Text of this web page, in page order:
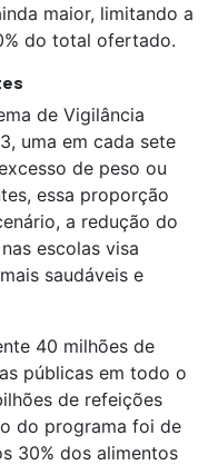
maior, limitando a
do total ofertado.
de Vigilância
uma em cada sete
de peso ou
essa proporção
a redução do
escolas visa
saudáveis e
40 milhões de
públicas em todo o
de refeições
do programa foi de
30% dos alimentos